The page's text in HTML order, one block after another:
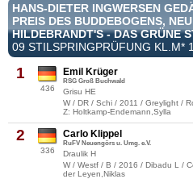
HANS-DIETER INGWERSEN
PREIS DES BUDDEBOGENS,
HILDEBRANDT'S - DAS GRÜNE
09 STILSPRINGPRÜFUNG KL.M*
1
436
Emil Krüger
RSG Groß Buchwald
Grisu HE
W / DR / Schi / 2011 / Greylight /
Z: Holtkamp-Endemann,Sylla
2
336
Carlo Klippel
RuFV Neuengörs u. Umg. e.V.
Draulik H
W / Westf / B / 2016 / Dibadu L /
der Leyen,Niklas